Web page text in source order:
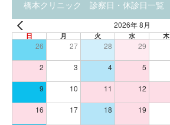
橋本クリニック 診察日・休診日一覧
2026年 8月
日 月 火 水 木
26 27 28 29
2 3 4 5
9 10 11 12
16 17 18 19